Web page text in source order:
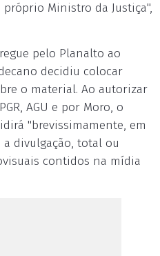
Ministro da Justiça",
pelo Planalto ao
decidiu colocar
o material. Ao autorizar
AGU e por Moro, o
"brevissimamente, em
divulgação, total ou
contidos na mídia